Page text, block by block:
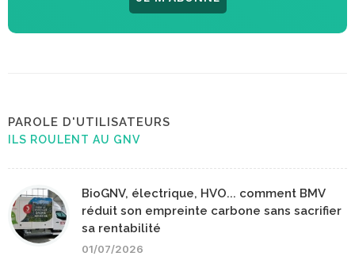
PAROLE D'UTILISATEURS
ILS ROULENT AU GNV
BioGNV, électrique, HVO... comment BMV
réduit son empreinte carbone sans sacrifier
sa rentabilité
01/07/2026